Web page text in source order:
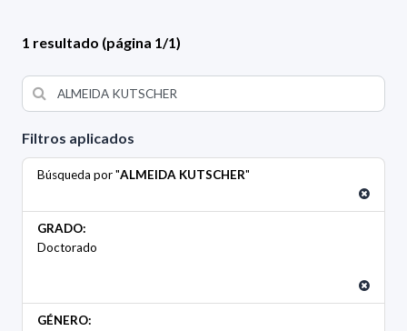
Filtros aplicados
Búsqueda por "ALMEIDA KUTSCHER"
GRADO:
Doctorado
GÉNERO:
1 resultado (página 1/1)